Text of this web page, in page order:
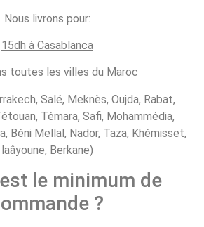
Nous livrons pour:
15dh à Casablanca
toutes les villes du Maroc
Salé, Meknès, Oujda, Rabat,
Témara, Safi, Mohammédia,
Béni Mellal, Nador, Taza, Khémisset,
laâyoune, Berkane)
le minimum de
?